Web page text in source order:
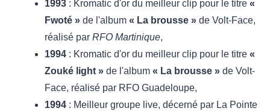
1993 : Kromatic d'or du meilleur clip pour le titre «
Fwoté » de l'album « La brousse » de Volt-Face,
réalisé par RFO Martinique,
1994 : Kromatic d'or du meilleur clip pour le titre «
Zouké light » de l'album « La brousse » de Volt-
Face, réalisé par RFO Guadeloupe,
1994 : Meilleur groupe live, décerné par La Pointe